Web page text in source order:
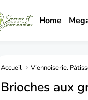
Home
Accueil Viennoiserie.
Brioches aux